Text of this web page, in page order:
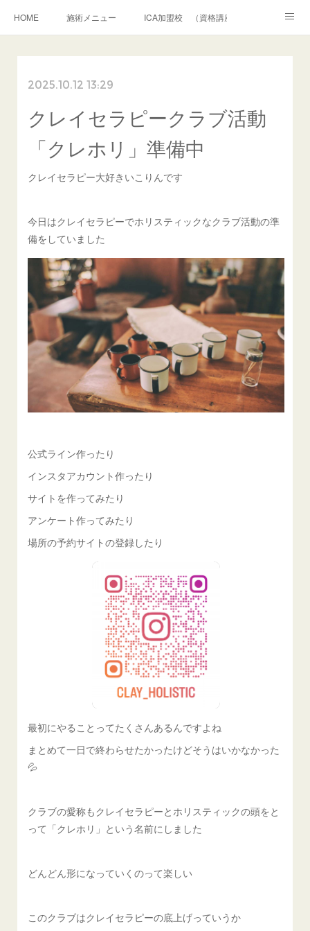
HOME 施術メニュー ICA加盟校 （資格講座）
ボディクレイパック フェイシャルクレイパック
和道アロマトリートメントシャーマニッククレイセラピープロフィール
2025.10.12 13:29
クレイセラピークラブ活動
「クレホリ」準備中
クレイセラピー大好きいこりんです
今日はクレイセラピーでホリスティックなクラブ活動の準
備をしていました
公式ライン作ったり
インスタアカウント作ったり
サイトを作ってみたり
アンケート作ってみたり
場所の予約サイトの登録したり
最初にやることってたくさんあるんですよね
まとめて一日で終わらせたかったけどそうはいかなかった
💦
クラブの愛称もクレイセラピーとホリスティックの頭をと
って「クレホリ」という名前にしました
どんどん形になっていくのって楽しい
このクラブはクレイセラピーの底上げっていうか